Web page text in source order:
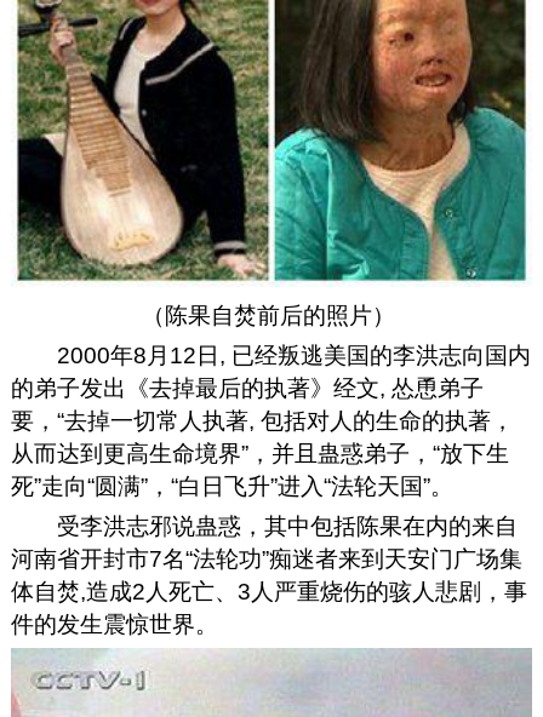
（陈果自焚前后的照片）
2000年8月12日, 已经叛逃美国的李洪志向国内
的弟子发出《去掉最后的执著》经文, 怂恿弟子
要，“去掉一切常人执著, 包括对人的生命的执著，
从而达到更高生命境界”，并且蛊惑弟子，“放下生
死”走向“圆满”，“白日飞升”进入“法轮天国”。
受李洪志邪说蛊惑，其中包括陈果在内的来自
河南省开封市7名“法轮功”痴迷者来到天安门广场集
体自焚,造成2人死亡、3人严重烧伤的骇人悲剧，事
件的发生震惊世界。